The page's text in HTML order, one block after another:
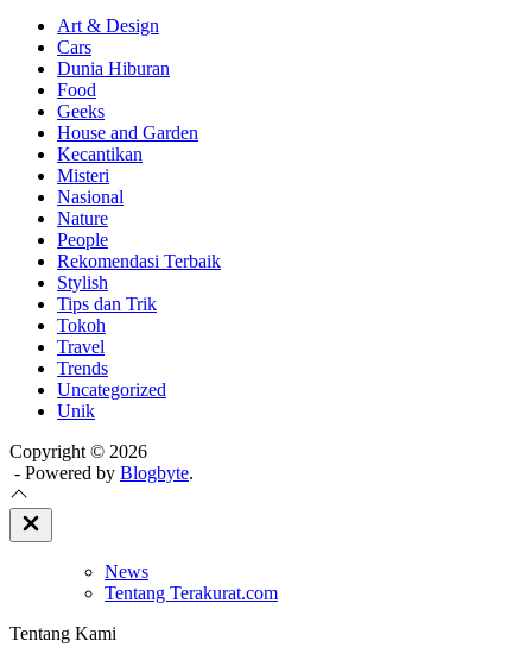
Art & Design
Cars
Dunia Hiburan
Food
Geeks
House and Garden
Kecantikan
Misteri
Nasional
Nature
People
Rekomendasi Terbaik
Stylish
Tips dan Trik
Tokoh
Travel
Trends
Uncategorized
Unik
Copyright © 2026
- Powered by Blogbyte.
Close
Off
News
Tentang Terakurat.com
Tentang Kami